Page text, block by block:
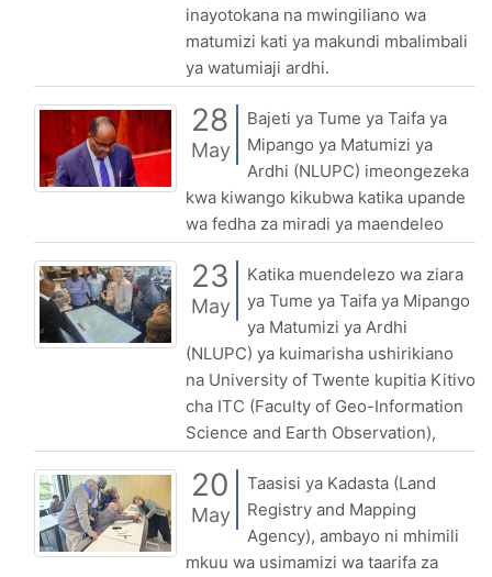
inayotokana na mwingiliano wa
matumizi kati ya makundi mbalimbali
ya watumiaji ardhi.
28
May
Bajeti ya Tume ya Taifa ya
Mipango ya Matumizi ya
Ardhi (NLUPC) imeongezeka
kwa kiwango kikubwa katika upande
wa fedha za miradi ya maendeleo
23
May
Katika muendelezo wa ziara
ya Tume ya Taifa ya Mipango
ya Matumizi ya Ardhi
(NLUPC) ya kuimarisha ushirikiano
na University of Twente kupitia Kitivo
cha ITC (Faculty of Geo-Information
Science and Earth Observation),
20
May
Taasisi ya Kadasta (Land
Registry and Mapping
Agency), ambayo ni mhimili
mkuu wa usimamizi wa taarifa za